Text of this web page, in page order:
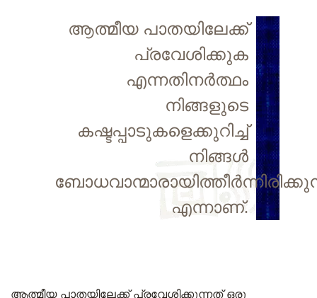
ആത്മീയ പാതയിലേക്ക്
പ്രവേശിക്കുക
എന്നതിനർത്ഥം
നിങ്ങളുടെ
കഷ്ടപ്പാടുകളെക്കുറിച്ച്
നിങ്ങൾ
എന്നാണ്.
ആത്മീയ പാതയിലേക്ക് പ്രവേശിക്കുന്നത് ഒരു